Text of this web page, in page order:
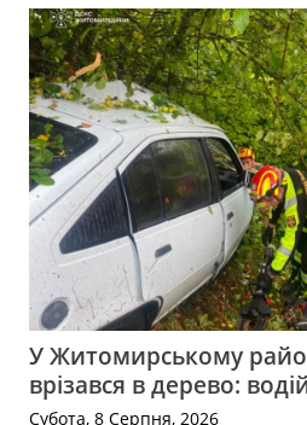
У Житомирському
врізався в дерево:
Субота, 8 Серпня, 2026